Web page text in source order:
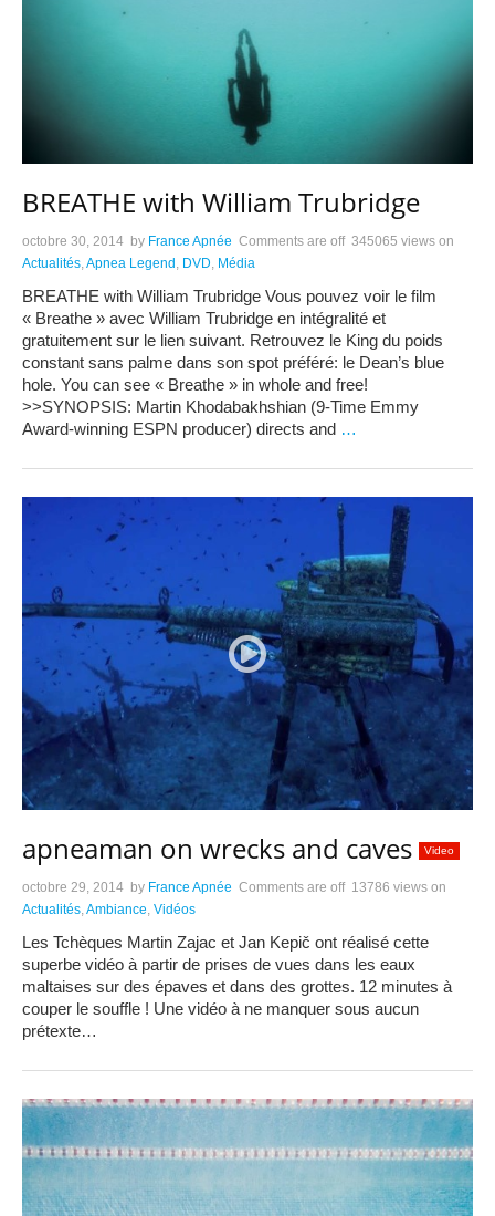
BREATHE with William Trubridge
octobre 30, 2014 by France Apnée Comments are off 345065 views on
Actualités,Apnea Legend , DVD, Média
BREATHE with William Trubridge Vous pouvez voir le film
« Breathe » avec William Trubridge en intégralité et
gratuitement sur le lien suivant. Retrouvez le King du poids
constant sans palme dans son spot préféré: le Dean’s blue
hole. You can see « Breathe » in whole and free!
>>SYNOPSIS: Martin Khodabakhshian (9-Time Emmy
Award-winning ESPN producer) directs and …
apneaman on wrecks and caves Video
octobre 29, 2014 by France Apnée Comments are off 13786 views on
Actualités,Ambiance, Vidéos
Les Tchèques Martin Zajac et Jan Kepič ont réalisé cette
superbe vidéo à partir de prises de vues dans les eaux
maltaises sur des épaves et dans des grottes. 12 minutes à
couper le souffle ! Une vidéo à ne manquer sous aucun
prétexte…